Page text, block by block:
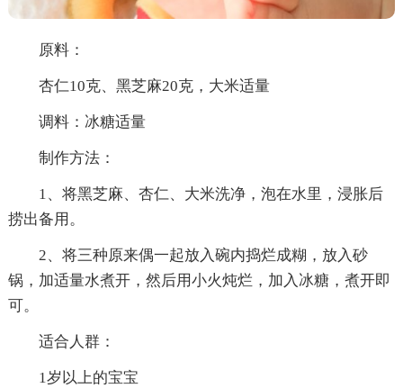
原料：
杏仁10克、黑芝麻20克，大米适量
调料：冰糖适量
制作方法：
1、将黑芝麻、杏仁、大米洗净，泡在水里，浸胀后
捞出备用。
2、将三种原来偶一起放入碗内捣烂成糊，放入砂
锅，加适量水煮开，然后用小火炖烂，加入冰糖，煮开即
可。
适合人群：
1岁以上的宝宝